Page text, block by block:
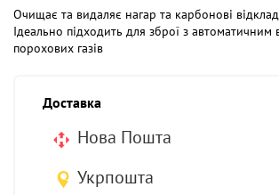
Очищає та видаляє нагар та карбонові
Ідеально підходить для зброї з автоматичним
порохових газів
Доставка
Нова Пошта
Укрпошта